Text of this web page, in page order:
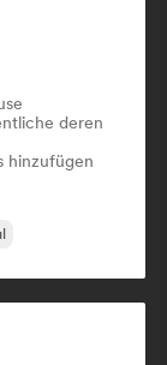
deren
hinzufügen